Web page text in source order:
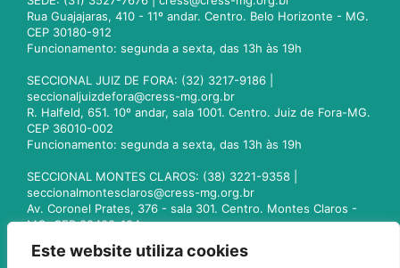
Este website utiliza cookies
Rua Guajajaras, 410 - 11º andar. Centro. Belo Horizonte - MG.
CEP 30180-912
Funcionamento: segunda a sexta, das 13h às 19h
SECCIONAL JUIZ DE FORA: (32) 3217-9186 |
seccionaljuizdefora@cress-mg.org.br
R. Halfeld, 651. 10º andar, sala 1001. Centro. Juiz de Fora-MG.
CEP 36010-002
Funcionamento: segunda a sexta, das 13h às 19h
SECCIONAL MONTES CLAROS: (38) 3221-9358 |
seccionalmontesclaros@cress-mg.org.br
Av. Coronel Prates, 376 - sala 301. Centro. Montes Claros -
MG. CEP 39400-104